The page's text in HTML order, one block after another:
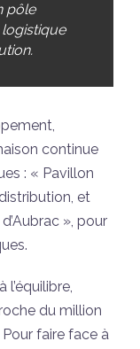
pôle
continue
: « Pavillon
et
», pour
du million
faire face à